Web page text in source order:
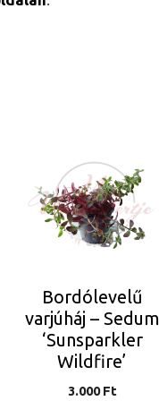
Bordólevelű
varjúháj – Sedum
‘Sunsparkler
Wildfire’
3.000Ft